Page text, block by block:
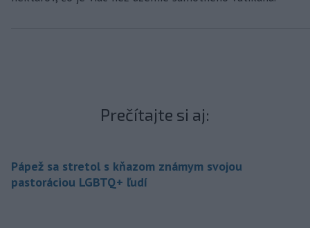
Prečítajte si aj:
Pápež sa stretol s kňazom známym svojou
pastoráciou LGBTQ+ ľudí